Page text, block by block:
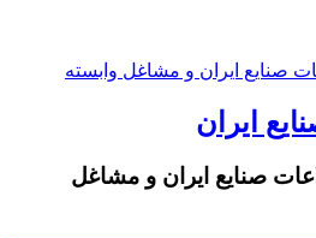
ایران
صنایع ایران و مشاغل